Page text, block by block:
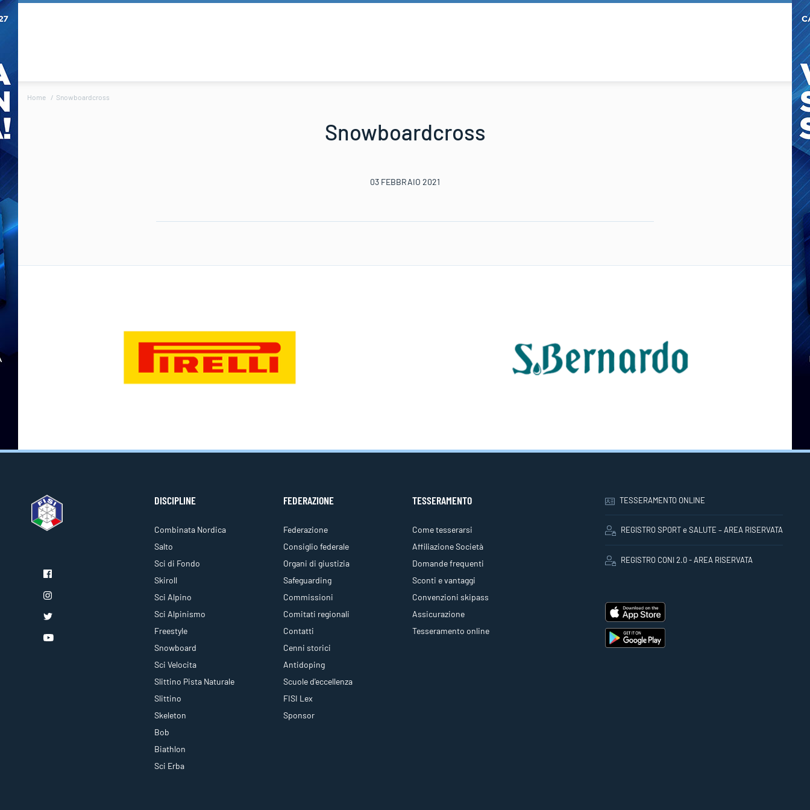
Home Snowboardcross
Snowboardcross
03 FEBBRAIO 2021
DISCIPLINE
Combinata Nordica
Salto
Sci di Fondo
Skiroll
Sci Alpino
Sci Alpinismo
Freestyle
Snowboard
Sci Velocita
Slittino Pista Naturale
Slittino
Skeleton
Bob
Biathlon
Sci Erba
FEDERAZIONE
Federazione
Consiglio federale
Organi di giustizia
Safeguarding
Commissioni
Comitati regionali
Contatti
Cenni storici
Antidoping
Scuole d'eccellenza
FISI Lex
Sponsor
TESSERAMENTO
Come tesserarsi
Affiliazione Società
Domande frequenti
Sconti e vantaggi
Convenzioni skipass
Assicurazione
Tesseramento online
TESSERAMENTO ONLINE
REGISTRO SPORT e SALUTE – AREA RISERVATA
REGISTRO CONI 2.0 - AREA RISERVATA